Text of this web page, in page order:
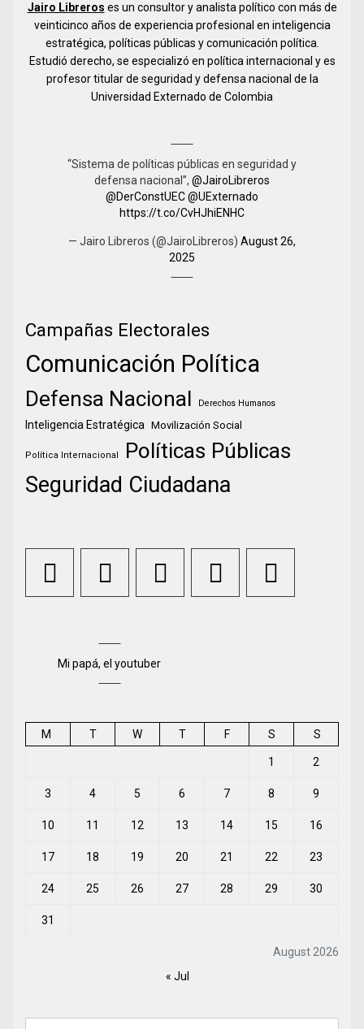
Jairo Libreros es un consultor y analista político con más de
veinticinco años de experiencia profesional en inteligencia
estratégica, políticas públicas y comunicación política.
Estudió derecho, se especializó en política internacional y es
profesor titular de seguridad y defensa nacional de la
Universidad Externado de Colombia
“Sistema de políticas públicas en seguridad y
defensa nacional”, @JairoLibreros
@DerConstUEC@UExternado
https://t.co/CvHJhiENHC
— Jairo Libreros (@JairoLibreros) August 26,
2025
Campañas Electorales
Comunicación Política
Defensa Nacional Derechos Humanos
Inteligencia Estratégica Movilización Social
Política Internacional Políticas Públicas
Seguridad Ciudadana
Mi papá, el youtuber
August 2026
M T W T F S S
1 2
3 4 5 6 7 8 9
10 11 12 13 14 15 16
17 18 19 20 21 22 23
24 25 26 27 28 29 30
31
« Jul